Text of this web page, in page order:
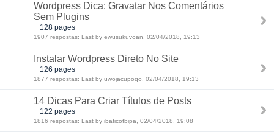
Wordpress Dica: Gravatar Nos Comentários
Sem Plugins
128 pages
1907 respostas: Last by ewusukuvoan, 02/04/2018, 19:13
Instalar Wordpress Direto No Site
126 pages
1877 respostas: Last by uwojacupoqo, 02/04/2018, 19:13
14 Dicas Para Criar Títulos de Posts
122 pages
1816 respostas: Last by ibaficofbipa, 02/04/2018, 19:08